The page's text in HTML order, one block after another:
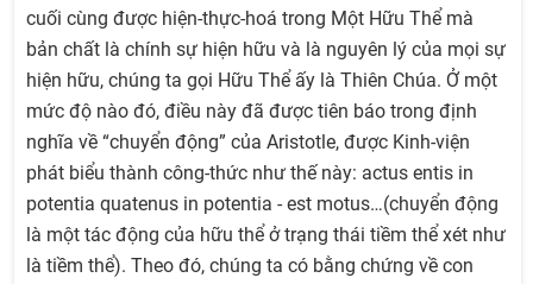
cuối cùng được hiện-thực-hoá trong Một Hữu Thể mà
bản chất là chính sự hiện hữu và là nguyên lý của mọi sự
hiện hữu, chúng ta gọi Hữu Thể ấy là Thiên Chúa. Ở một
mức độ nào đó, điều này đã được tiên báo trong định
nghĩa về “chuyển động” của Aristotle, được Kinh-viện
phát biểu thành công-thức như thế này: actus entis in
potentia quatenus in potentia - est motus…(chuyển động
là một tác động của hữu thể ở trạng thái tiềm thể xét như
là tiềm thể). Theo đó, chúng ta có bằng chứng về con